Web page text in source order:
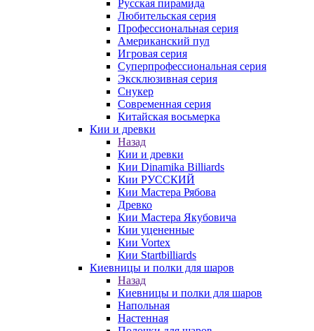
Русская пирамида
Любительская серия
Профессиональная серия
Американский пул
Игровая серия
Суперпрофессиональная серия
Эксклюзивная серия
Снукер
Современная серия
Китайская восьмерка
Кии и древки
Назад
Кии и древки
Кии Dinamika Billiards
Кии РУССКИЙ
Кии Мастера Рябова
Древко
Кии Мастера Якубовича
Кии уцененные
Кии Vortex
Кии Startbilliards
Киевницы и полки для шаров
Назад
Киевницы и полки для шаров
Напольная
Настенная